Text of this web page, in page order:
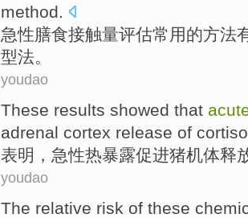
method.
急性膳食接触量评估常用的方法
型法。
youdao
These results showed that
adrenal cortex release of
表明 ， 急性热暴露促进猪机体释
youdao
The relative risk of these